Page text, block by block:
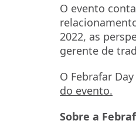
O evento
2022, as
gerente de
O Febrafar
do evento.
Sobre a